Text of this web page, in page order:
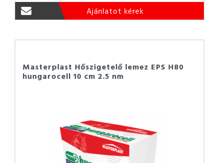
Ajánlatot kérek
Masterplast Hőszigetelő lemez EPS H80
hungarocell 10 cm 2.5 nm